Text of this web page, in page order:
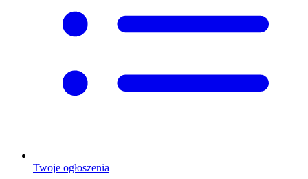
Twoje ogłoszenia